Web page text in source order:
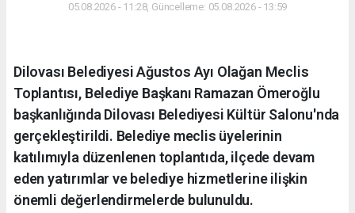
05.08.2026 - 11:28, Güncelleme: 05.08.2026 - 13:59
Dilovası Belediyesi Ağustos Ayı Olağan Meclis
Toplantısı, Belediye Başkanı Ramazan Ömeroğlu
başkanlığında Dilovası Belediyesi Kültür Salonu'nda
gerçekleştirildi. Belediye meclis üyelerinin
katılımıyla düzenlenen toplantıda, ilçede devam
eden yatırımlar ve belediye hizmetlerine ilişkin
önemli değerlendirmelerde bulunuldu.